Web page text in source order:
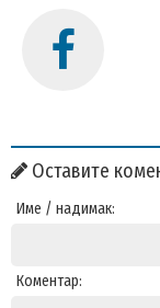
Оставите
Име / надимак:
Коментар: